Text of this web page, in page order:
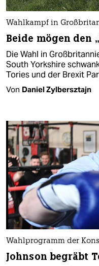
Wahlkampf in
Beide mögen den
Die Wahl in
South Yorkshire
Tories und der Brexit
Von Daniel Zylbersztajn
Wahlprogramm der
Johnson begräbt